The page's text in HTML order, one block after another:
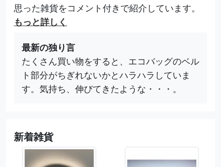
思った雑貨をコメント付きで紹介しています。
もっと詳しく
最新の独り言
たくさん買い物をすると、エコバッグのベル
ト部分がちぎれないかとハラハラしていま
す。気持ち、伸びてきたような・・・。
新着雑貨